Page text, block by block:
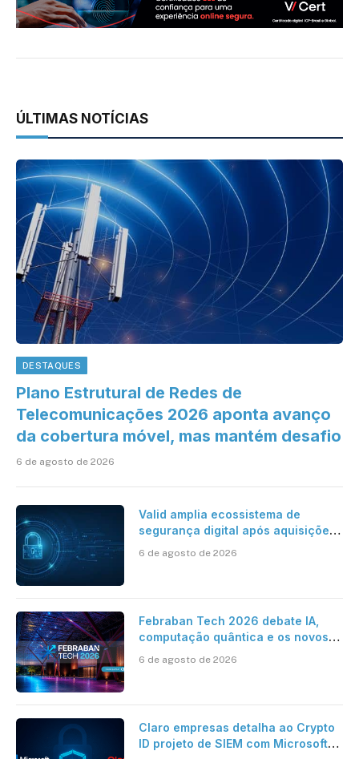
ÚLTIMAS NOTÍCIAS
DESTAQUES
Plano Estrutural de Redes de
Telecomunicações 2026 aponta avanço
da cobertura móvel, mas mantém desafio
6 de agosto de 2026
Valid amplia ecossistema de
segurança digital após aquisições
6 de agosto de 2026
Febraban Tech 2026 debate IA,
computação quântica e os novos
6 de agosto de 2026
Claro empresas detalha ao Crypto
ID projeto de SIEM com Microsoft